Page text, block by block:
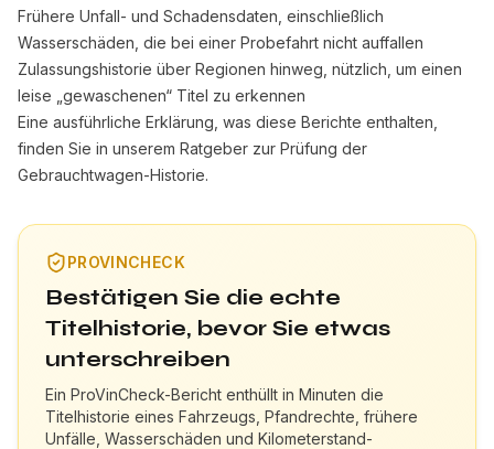
Frühere Unfall- und Schadensdaten, einschließlich
Wasserschäden , die bei einer Probefahrt nicht auffallen
Zulassungshistorie über Regionen hinweg, nützlich, um einen
leise „gewaschenen“ Titel zu erkennen
Eine ausführliche Erklärung, was diese Berichte enthalten,
finden Sie in unserem Ratgeber zur Prüfung der
Gebrauchtwagen-Historie.
PROVINCHECK
Bestätigen Sie die echte
Titelhistorie, bevor Sie etwas
unterschreiben
Ein ProVinCheck-Bericht enthüllt in Minuten die
Titelhistorie eines Fahrzeugs, Pfandrechte, frühere
Unfälle, Wasserschäden und Kilometerstand-